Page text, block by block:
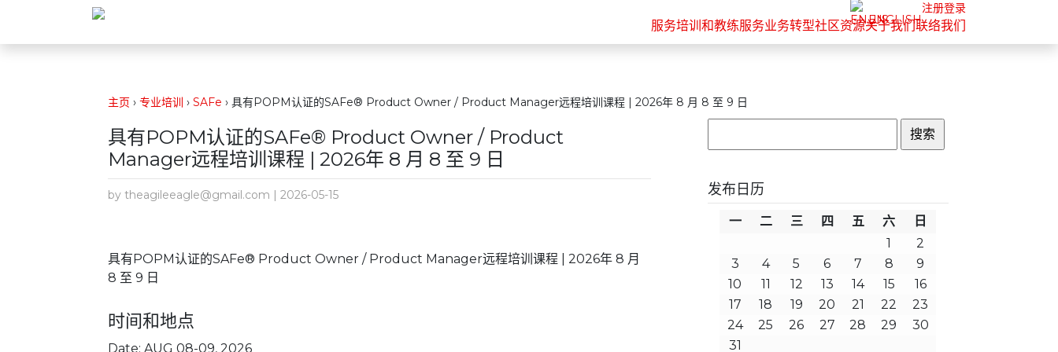
ENGLISH
注册登录
服务培训和教练服务业务转型社区资源关于我们联络我们
主页 › 专业培训 › SAFe › 具有POPM认证的SAFe® Product Owner / Product Manager远程培训课程 | 2026年 8 月 8 至 9 日
具有POPM认证的SAFe® Product Owner / Product
Manager远程培训课程 | 2026年 8 月 8 至 9 日
by theagileeagle@gmail.com | 2026-05-15
具有POPM认证的SAFe® Product Owner / Product Manager远程培训课程 | 2026年 8 月
8 至 9 日
时间和地点
Date: AUG 08-09, 2026
索：
发布日历
一 二 三 四 五 六
日
1
2
3
4 5 6 7 8
9
10
11 12 13 14 15
16
17
18 19 20 21 22
23
24
25 26 27 28 29
30
31